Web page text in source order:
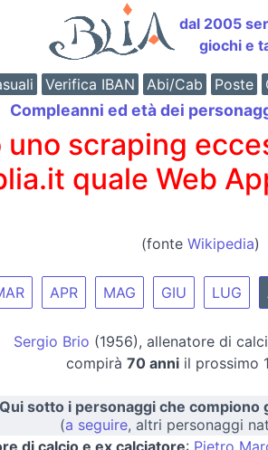
dal 2005
giochi e
Verifica IBAN Abi/Cab Poste
Compleanni ed età dei
scraping
quale Web
(fonte Wikipedia)
APR MAG GIU LUG
Sergio Brio (1956), allenatore di
compirà 70 anniil prossimo
Qui sotto i personaggi che compiono
(a seguire, altri personaggi
di calcio e ex calciatore: Pietro